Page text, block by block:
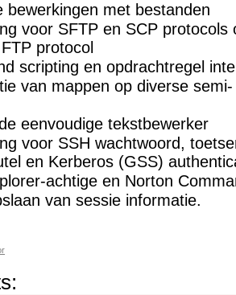
bewerkingen met bestanden
voor SFTP en SCP protocols
protocol
scripting en opdrachtregel
van mappen op diverse
eenvoudige tekstbewerker
voor SSH wachtwoord,
en Kerberos (GSS)
achtige en Norton
van sessie informatie.